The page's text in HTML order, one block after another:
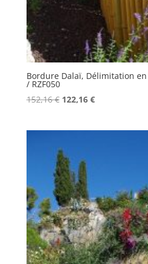
Bordure Dalaï, Délimitation
/ RZF050
152,16€ Le
152,16 €.
122,16 €Le